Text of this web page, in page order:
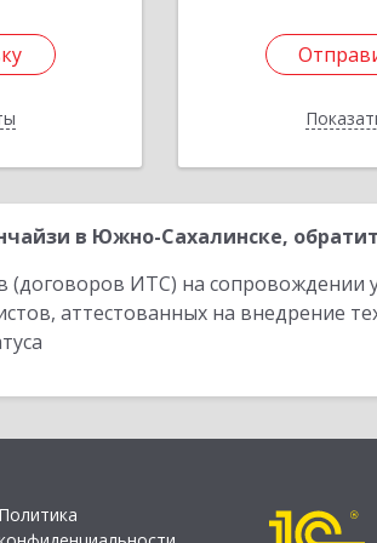
в Южно-Сахалинске,
(договоров ИТС) на сопровождении
аттестованных на внедрение
Политика